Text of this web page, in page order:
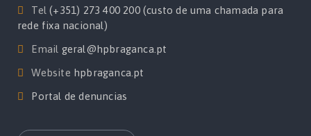
Tel(+351) 273 400 200 (custo de uma chamada para
rede fixa nacional)
Email geral@hpbraganca.pt
Website hpbraganca.pt
Portal de denuncias